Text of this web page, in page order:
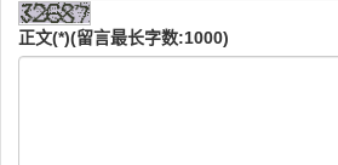
正文(*)(留言最长字数:1000)